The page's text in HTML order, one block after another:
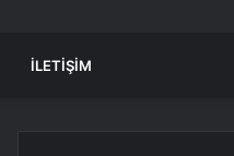
İLETIŞIM